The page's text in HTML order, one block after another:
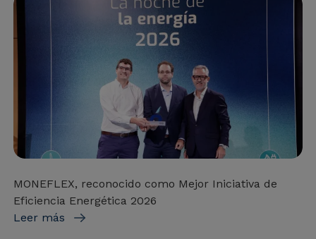
MONEFLEX, reconocido como Mejor Iniciativa de
Eficiencia Energética 2026
Leer más